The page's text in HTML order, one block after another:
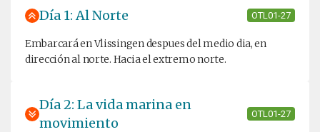
Día 1: Al Norte OTL01-27
Embarcará en Vlissingen despues del medio dia, en
dirección al norte. Hacia el extremo norte.
Día 2: La vida marina en
movimiento
OTL01-27